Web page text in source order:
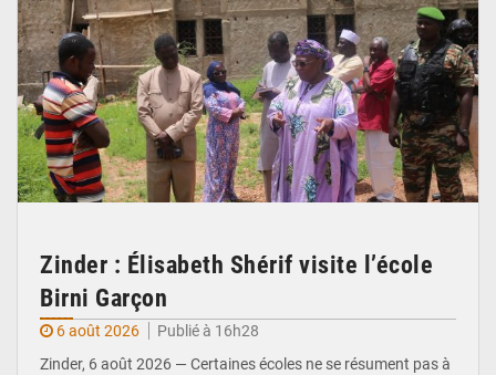
Zinder : Élisabeth Shérif visite l’école
Birni Garçon
6 août 2026
Publié à 16h28
Zinder, 6 août 2026 — Certaines écoles ne se résument pas à